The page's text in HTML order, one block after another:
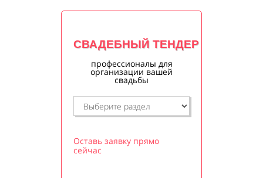
СВАДЕБНЫЙ ТЕНДЕР
профессионалы для
организации вашей
свадьбы
Оставь заявку прямо
сейчас